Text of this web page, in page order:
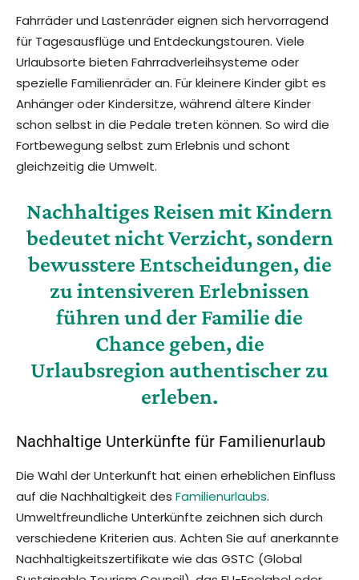
Fahrräder und Lastenräder eignen sich hervorragend
für Tagesausflüge und Entdeckungstouren. Viele
Urlaubsorte bieten Fahrradverleihsysteme oder
spezielle Familienräder an. Für kleinere Kinder gibt es
Anhänger oder Kindersitze, während ältere Kinder
schon selbst in die Pedale treten können. So wird die
Fortbewegung selbst zum Erlebnis und schont
gleichzeitig die Umwelt.
Nachhaltiges Reisen mit Kindern
bedeutet nicht Verzicht, sondern
bewusstere Entscheidungen, die
zu intensiveren Erlebnissen
führen und der Familie die
Chance geben, die
Urlaubsregion authentischer zu
erleben.
Nachhaltige Unterkünfte für Familienurlaub
Die Wahl der Unterkunft hat einen erheblichen Einfluss
auf die Nachhaltigkeit des Familienurlaubs.
Umweltfreundliche Unterkünfte zeichnen sich durch
verschiedene Kriterien aus. Achten Sie auf anerkannte
Nachhaltigkeitszertifikate wie das GSTC (Global